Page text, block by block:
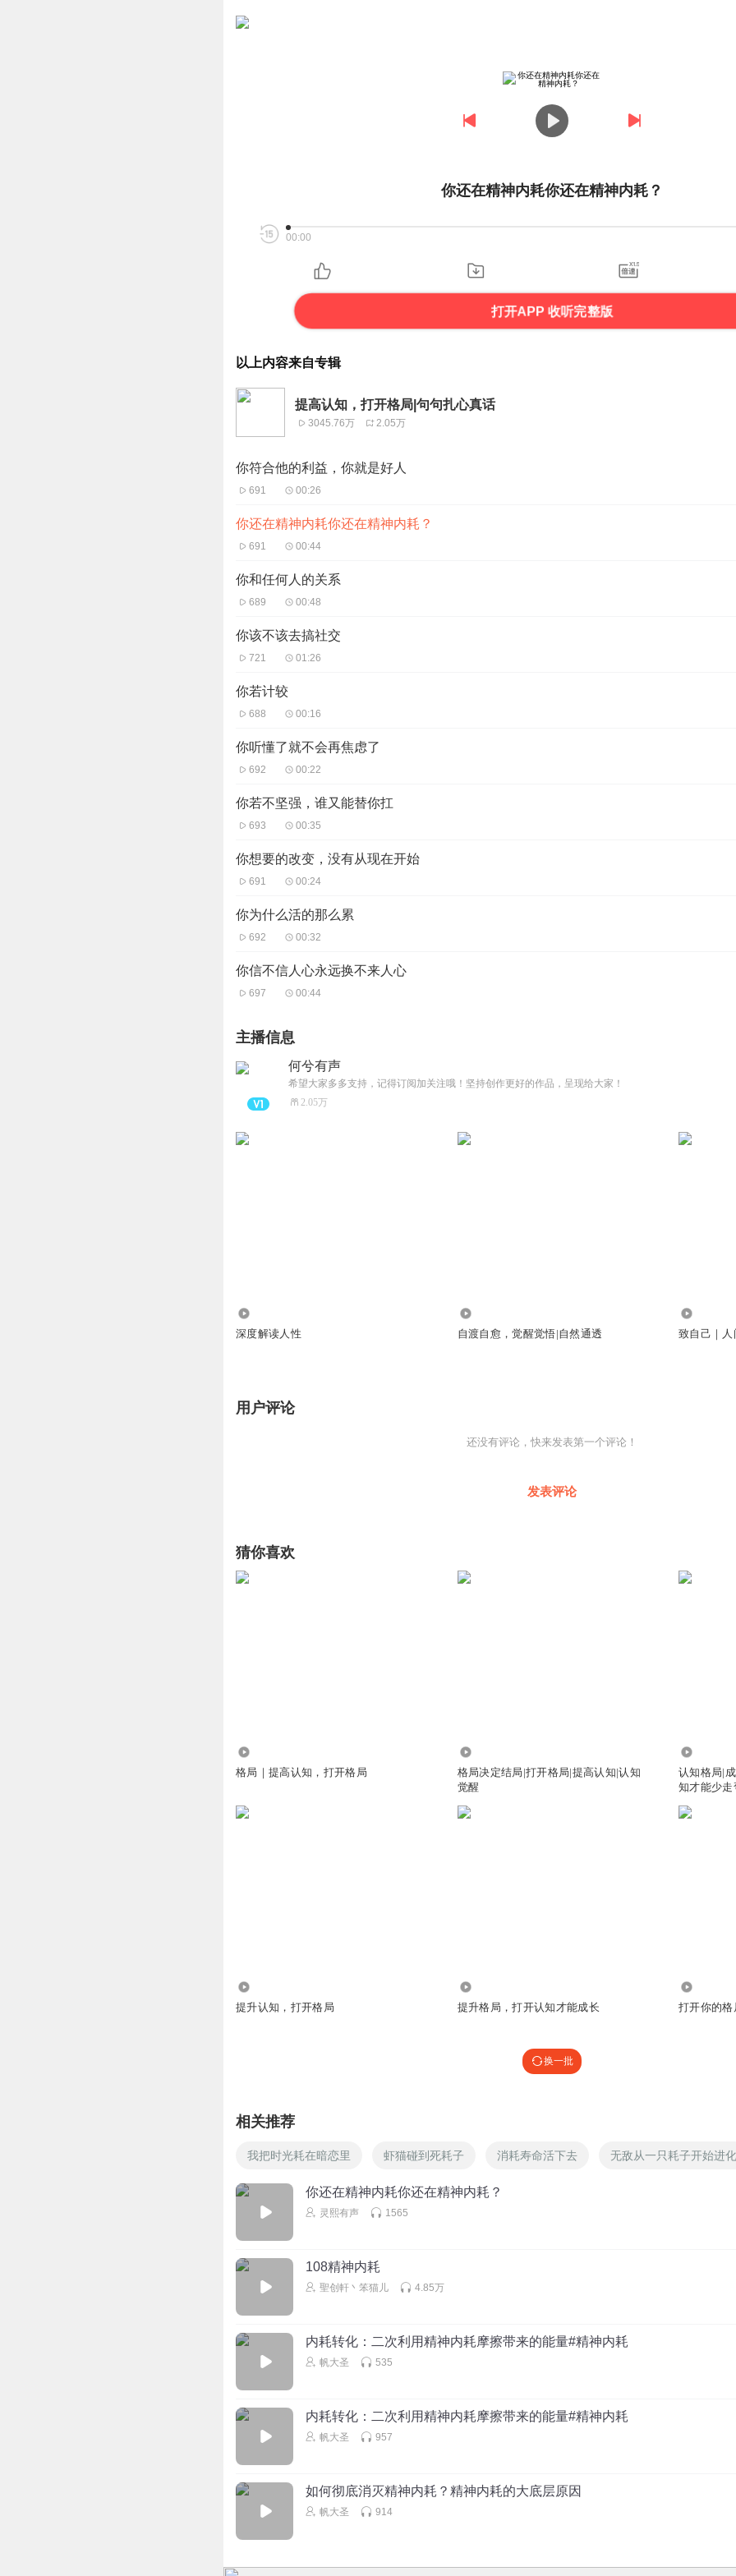
你还在精神内耗你还在精神内耗？
00:00
打开APP 收听完整版
以上内容来自专辑
提高认知，打开格局|句句扎心真话
3045.76万 2.05万
你符合他的利益，你就是好人
691 00:26
你还在精神内耗你还在精神内耗？
691 00:44
你和任何人的关系
689 00:48
你该不该去搞社交
721 01:26
你若计较
688 00:16
你听懂了就不会再焦虑了
692 00:22
你若不坚强，谁又能替你扛
693 00:35
你想要的改变，没有从现在开始
691 00:24
你为什么活的那么累
692 00:32
你信不信人心永远换不来人心
697 00:44
主播信息
何兮有声
希望大家多多支持，记得订阅加关注哦！坚持创作更好的作品，呈现给大家！
2.05万
深度解读人性 自渡自愈，觉醒觉悟|自然通透 致自己｜人
用户评论
还没有评论，快来发表第一个评论！
发表评论
猜你喜欢
格局｜提高认知，打开格局
格局决定结局|打开格局|提高认知|认知
觉醒
认知格局|
知才能少走
提升认知，打开格局 提升格局，打开认知才能成长 打开你的格
换一批
相关推荐
我把时光耗在暗恋里 虾猫碰到死耗子 消耗寿命活下去 无敌从一只耗子开始进化
你还在精神内耗你还在精神内耗？
灵熙有声 1565
108精神内耗
聖创軒丶笨猫儿 4.85万
内耗转化：二次利用精神内耗摩擦带来的能量#精神内耗
帆大圣 535
内耗转化：二次利用精神内耗摩擦带来的能量#精神内耗
帆大圣 957
如何彻底消灭精神内耗？精神内耗的大底层原因
帆大圣 914